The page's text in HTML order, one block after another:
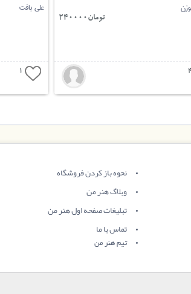
علی بافت
1
تومان240000
نحوه باز کردن فروشگاه
وبلاگ هنر من
تبلیغات صفحه اول هنر من
تماس با ما
تیم هنر من